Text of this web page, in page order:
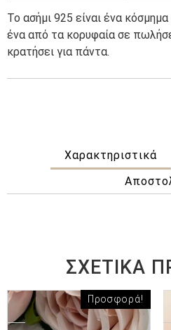
Το ασήμι 925 είναι ένα
ένα από τα κορυφαία σε
κρατήσει για πάντα.
Χαρακτηριστικά
ΣΧΕΤΙΚΆ
Προσφορά!